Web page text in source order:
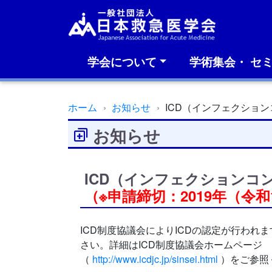
学会について 学術集会・ セ
ホーム お知らせ ICD（インフェクショ
お知らせ
ICD（インフェクションコ
（※申請締切：2019年（令
ICD制度協議会によりICDの認定が行われ
さい。詳細はICD制度協議会ホームページ
（ http://www.icdjc.jp/sinsei.html ）をご参